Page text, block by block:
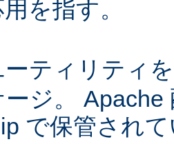
を指す。
ーティリティ
ジ。 Apache
で保管され